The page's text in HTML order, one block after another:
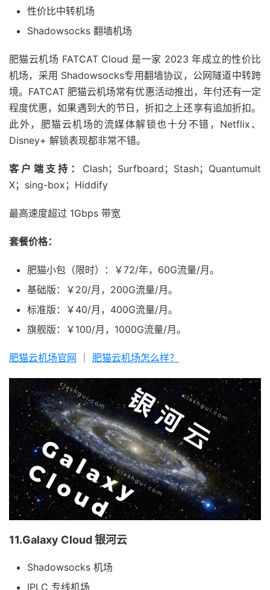
性价比中转机场
Shadowsocks 翻墙机场
肥猫云机场 FATCAT Cloud 是一家 2023 年成立的性价比
机场，采用 Shadowsocks专用翻墙协议，公网隧道中转跨
境。FATCAT 肥猫云机场常有优惠活动推出，年付还有一定
程度优惠，如果遇到大的节日，折扣之上还享有追加折扣。
此外，肥猫云机场的流媒体解锁也十分不错，Netflix、
Disney+ 解锁表现都非常不错。
客户端支持： Clash；Surfboard；Stash；Quantumult
X；sing-box；Hiddify
最高速度超过 1Gbps 带宽
套餐价格：
肥猫小包（限时）：￥72/年，60G流量/月。
基础版：￥20/月，200G流量/月。
标准版：￥40/月，400G流量/月。
旗舰版：￥100/月，1000G流量/月。
肥猫云机场官网 肥猫云机场怎么样？
11.Galaxy Cloud 银河云
Shadowsocks 机场
IPLC 专线机场